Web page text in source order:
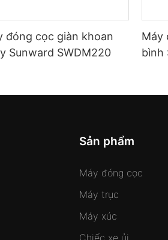
đóng cọc giàn khoan
Sunward SWDM220
Máy
bình
Sản phẩm
Máy đóng cọc
Máy trục
Máy xúc
Chiếc xe ủi